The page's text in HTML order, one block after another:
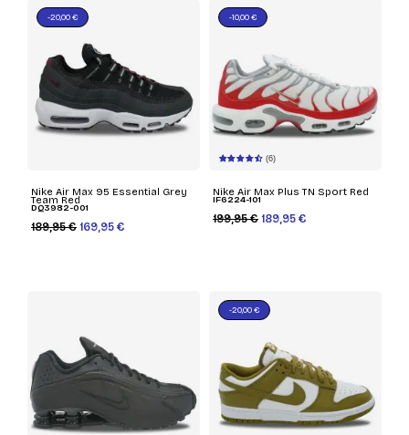
Nike Air Max 95 Essential Grey
Team Red
DQ3982-001
189,95 € 169,95 €
-20,00 €
(6)
Nike Air Max Plus TN Sport Red
IF6224-101
199,95 € 189,95 €
-10,00 €
-20,00 €